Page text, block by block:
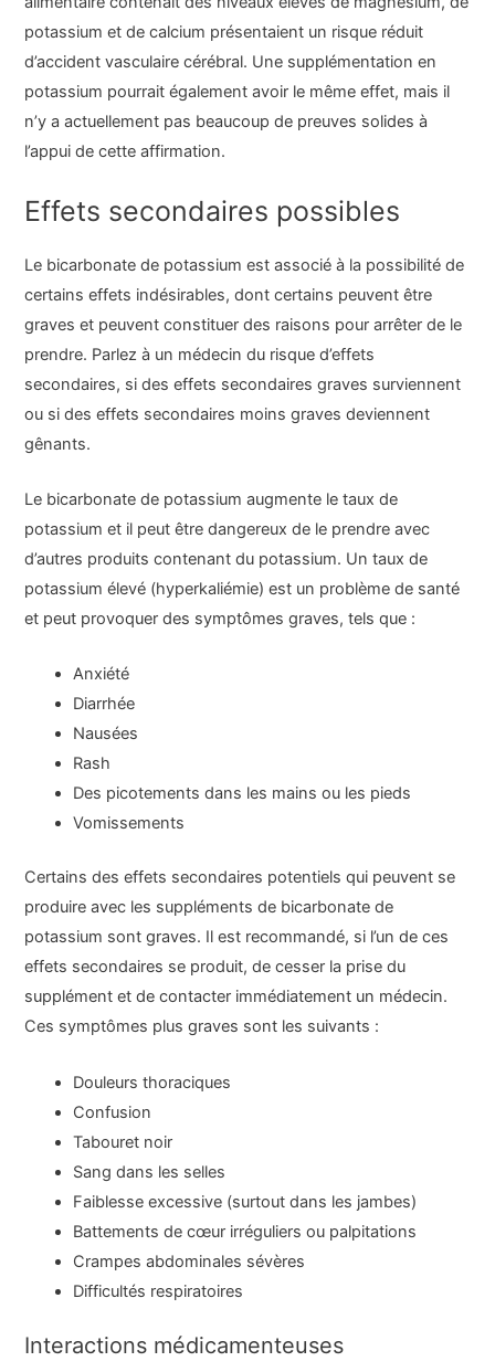
potassium et de calcium présentaient un risque réduit
d’accident vasculaire cérébral. Une supplémentation en
potassium pourrait également avoir le même effet, mais il
n’y a actuellement pas beaucoup de preuves solides à
l’appui de cette affirmation.
Effets secondaires possibles
Le bicarbonate de potassium est associé à la possibilité de
certains effets indésirables, dont certains peuvent être
graves et peuvent constituer des raisons pour arrêter de le
prendre. Parlez à un médecin du risque d’effets
secondaires, si des effets secondaires graves surviennent
ou si des effets secondaires moins graves deviennent
gênants.
Le bicarbonate de potassium augmente le taux de
potassium et il peut être dangereux de le prendre avec
d’autres produits contenant du potassium. Un taux de
potassium élevé (hyperkaliémie) est un problème de santé
et peut provoquer des symptômes graves, tels que :
Anxiété
Diarrhée
Nausées
Rash
Des picotements dans les mains ou les pieds
Vomissements
Certains des effets secondaires potentiels qui peuvent se
produire avec les suppléments de bicarbonate de
potassium sont graves. Il est recommandé, si l’un de ces
effets secondaires se produit, de cesser la prise du
supplément et de contacter immédiatement un médecin.
Ces symptômes plus graves sont les suivants :
Douleurs thoraciques
Confusion
Tabouret noir
Sang dans les selles
Faiblesse excessive (surtout dans les jambes)
Battements de cœur irréguliers ou palpitations
Crampes abdominales sévères
Difficultés respiratoires
Interactions médicamenteuses